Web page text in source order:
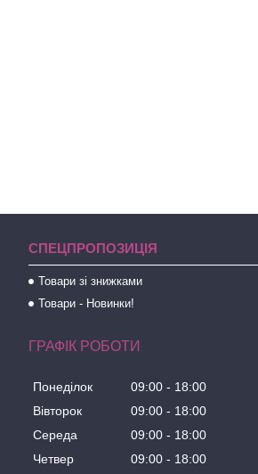
СПЕЦПРОПОЗИЦІЯ
Товари зі знижками
Товари - Новинки!
ГРАФІК РОБОТИ
Понеділок 09:00
18:00
Вівторок
09:00
18:00
Середа
09:00
18:00
Четвер
09:00 18:00